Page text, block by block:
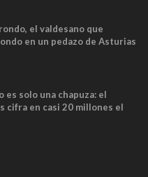
el valdesano que
en un pedazo de Asturias
es solo una chapuza: el
cifra en casi 20 millones el
que no cabían por los